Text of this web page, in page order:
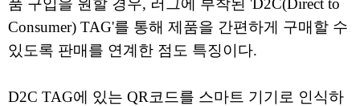
Consumer) TAG'를 통해 제품을 간편하게 구매할 수
있도록 판매를 연계한 점도 특징이다.
D2C TAG에 있는 QR코드를 스마트 기기로 인식하